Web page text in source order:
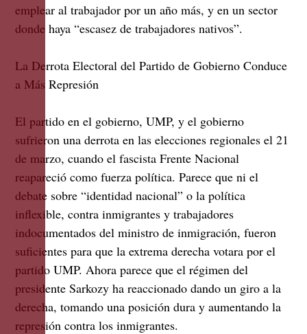
emplear al trabajador por un año más, y en un sector
donde haya “escasez de trabajadores nativos”.
La Derrota Electoral del Partido de Gobierno Conduce
a Más Represión
El partido en el gobierno, UMP, y el gobierno
sufrieron una derrota en las elecciones regionales el 21
de marzo, cuando el fascista Frente Nacional
reapareció como fuerza política. Parece que ni el
debate sobre “identidad nacional” o la política
inflexible, contra inmigrantes y trabajadores
indocumentados del ministro de inmigración, fueron
suficientes para que la extrema derecha votara por el
partido UMP. Ahora parece que el régimen del
presidente Sarkozy ha reaccionado dando un giro a la
derecha, tomando una posición dura y aumentando la
represión contra los inmigrantes.